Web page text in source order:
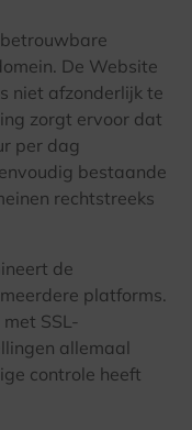
De Website
niet afzonderlijk te
zorgt ervoor dat
per dag
bestaande
rechtstreeks
de
platforms.
SSL-
allemaal
controle heeft